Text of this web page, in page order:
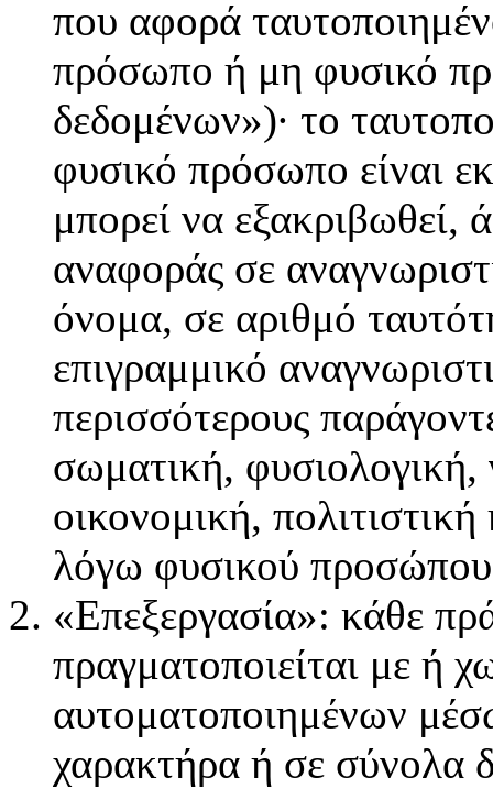
που αφορά
πρόσωπο ή μη φυσικό
δεδομένων»)· το
φυσικό πρόσωπο είναι
μπορεί να εξακριβωθεί,
αναφοράς σε
όνομα, σε αριθμό
επιγραμμικό
περισσότερους
σωματική, φυσιολογική,
οικονομική,
λόγω φυσικού
«Επεξεργασία»: κάθε
πραγματοποιείται με ή
αυτοματοποιημένων
χαρακτήρα ή σε σύνολα